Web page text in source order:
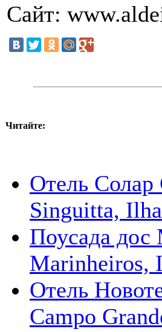
Сайт:
Читайте:
Отель
Singuitta,
Поусада дос
Marinheiros,
Отель
Campo